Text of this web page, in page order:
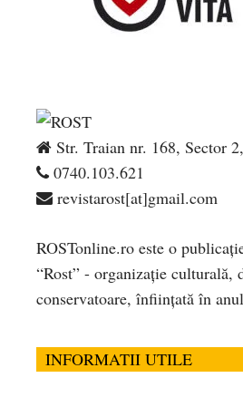
Str. Traian nr. 168, Sector
0740.103.621
revistarost[at]gmail.com
ROSTonline.ro este o
“Rost” - organizaţie culturală,
conservatoare, înfiinţată în
INFORMATII UTILE